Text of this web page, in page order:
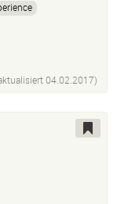
04.02.2017)